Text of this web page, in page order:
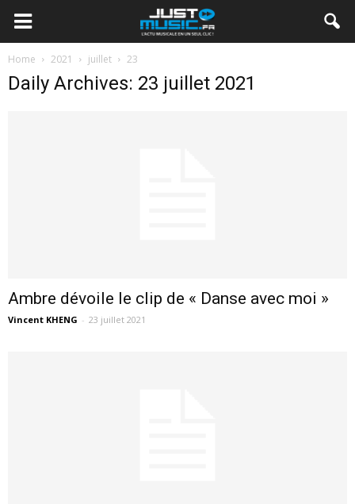
Home 2021 juillet 23
Daily Archives: 23 juillet 2021
Ambre dévoile le clip de « Danse avec moi »
Vincent KHENG - 23 juillet 2021